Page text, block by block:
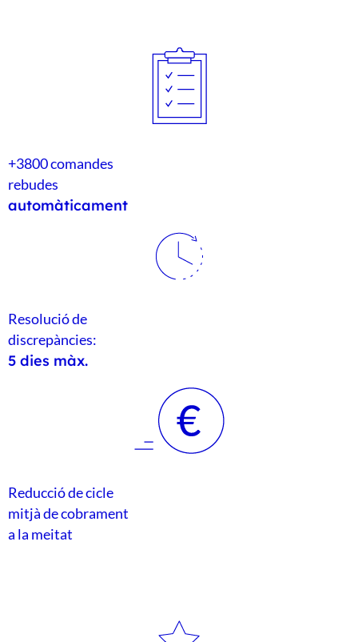
+3800 comandes
rebudes
automàticament
Resolució de
discrepàncies:
5 dies màx.
Reducció de cicle
mitjà de cobrament
a la meitat
Blog